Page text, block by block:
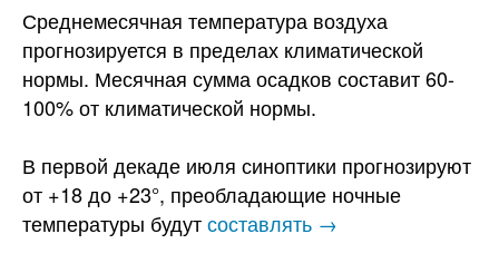
Среднемесячная температура воздуха
прогнозируется в пределах климатической
нормы. Месячная сумма осадков составит 60-
100% от климатической нормы.
В первой декаде июля синоптики прогнозируют
от +18 до +23°, преобладающие ночные
температуры будутсоставлять →